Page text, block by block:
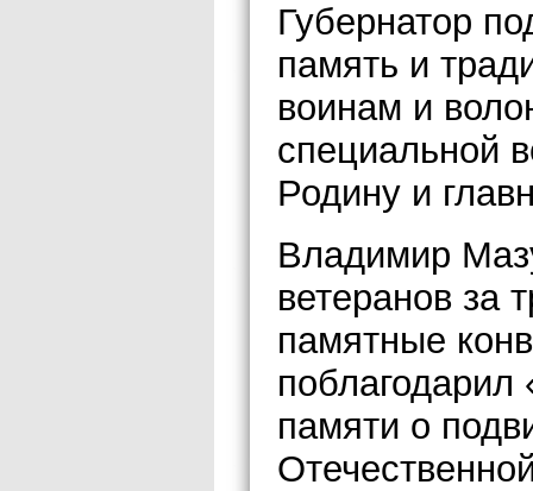
Губернатор
память и
воинам и
специальной
Родину и
Владимир
ветеранов за
памятные
поблагодарил
памяти о